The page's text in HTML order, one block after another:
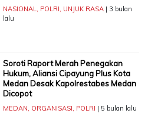
NASIONAL, POLRI, UNJUK RASA| 3 bulan
lalu
Soroti Raport Merah Penegakan
Hukum, Aliansi Cipayung Plus Kota
Medan Desak Kapolrestabes Medan
Dicopot
MEDAN, ORGANISASI, POLRI | 5 bulan lalu